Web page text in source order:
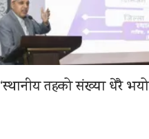
‘स्थानीय तहको संख्या धेरै